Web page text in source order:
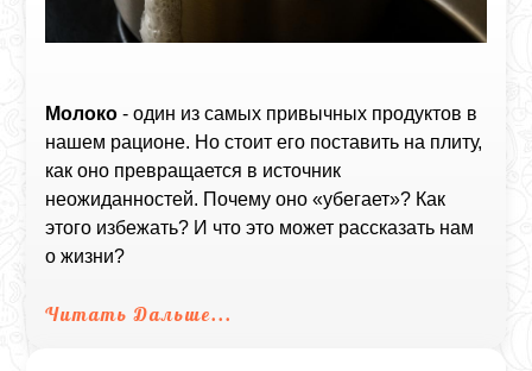
Молоко - один из самых привычных продуктов в
нашем рационе. Но стоит его поставить на плиту,
как оно превращается в источник
неожиданностей. Почему оно «убегает»? Как
этого избежать? И что это может рассказать нам
о жизни?
Читать Дальше...